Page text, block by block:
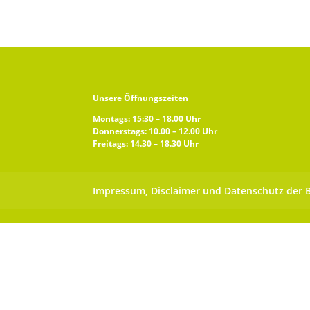
Unsere Öffnungszeiten
Montags: 15:30 – 18.00 Uhr
Donnerstags: 10.00 – 12.00 Uhr
Freitags: 14.30 – 18.30 Uhr
Impressum, Disclaimer und Datenschutz der